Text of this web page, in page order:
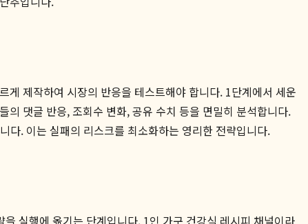
게 제작하여 시장의 반응을 테스트해야 합니다. 1단계에서 세운
댓글 반응, 조회수 변화, 공유 수치 등을 면밀히 분석합니다.
다. 이는 실패의 리스크를 최소화하는 영리한 전략입니다.
실행에 옮기는 단계입니다. 1인 가구 건강식 레시피 채널이라